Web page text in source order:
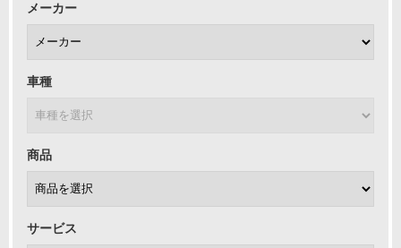
メーカー
車種
商品
サービス